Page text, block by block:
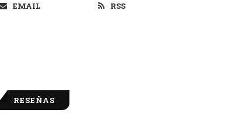
EMAIL
RSS
RESEÑAS